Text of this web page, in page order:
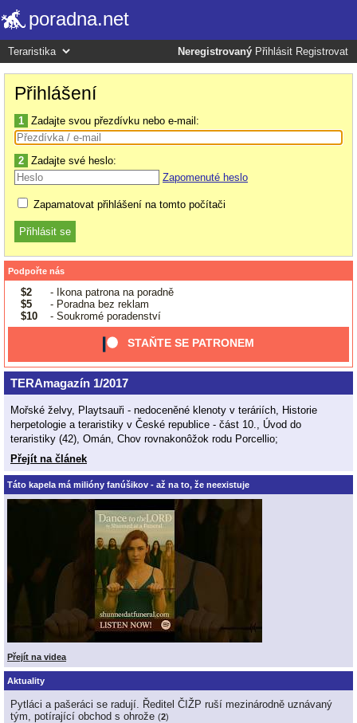
poradna.net
Neregistrovaný Přihlásit Registrovat
Přihlášení
1 Zadajte svou přezdívku nebo e-mail:
2 Zadajte své heslo:
Zapomenuté heslo
Zapamatovat přihlášení na tomto počítači
Podpořte nás
$2
- Ikona patrona na poradně
$5
- Poradna bez reklam
$10
- Soukromé poradenství
STAŇTE SE PATRONEM
TERAmagazín 1/2017
Mořské želvy, Playtsauři - nedoceněné klenoty v teráriích, Historie
herpetologie a teraristiky v České republice - část 10., Úvod do
teraristiky (42), Omán, Chov rovnakonôžok rodu Porcellio;
Přejít na článek
Táto kapela má milióny fanúšikov - až na to, že neexistuje
Přejít na videa
Aktuality
Pytláci a pašeráci se radují. Ředitel ČIŽP ruší mezinárodně uznávaný
tým, potírající obchod s ohrože (2)